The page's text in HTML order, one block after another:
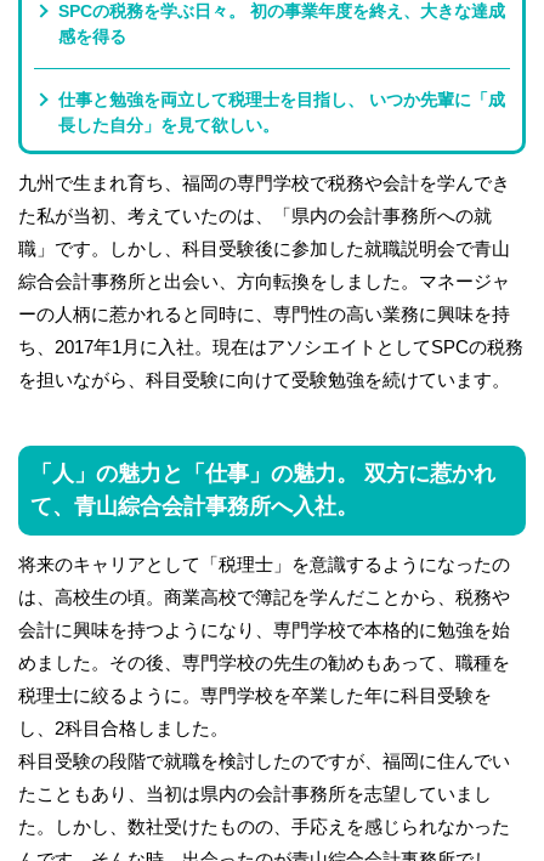
SPCの税務を学ぶ日々。 初の事業年度を終え、大きな達成
感を得る
仕事と勉強を両立して税理士を目指し、 いつか先輩に「成
長した自分」を見て欲しい。
九州で生まれ育ち、福岡の専門学校で税務や会計を学んでき
た私が当初、考えていたのは、「県内の会計事務所への就
職」です。しかし、科目受験後に参加した就職説明会で青山
綜合会計事務所と出会い、方向転換をしました。マネージャ
ーの人柄に惹かれると同時に、専門性の高い業務に興味を持
ち、2017年1月に入社。現在はアソシエイトとしてSPCの税務
を担いながら、科目受験に向けて受験勉強を続けています。
「人」の魅力と「仕事」の魅力。 双方に惹かれ
て、青山綜合会計事務所へ入社。
将来のキャリアとして「税理士」を意識するようになったの
は、高校生の頃。商業高校で簿記を学んだことから、税務や
会計に興味を持つようになり、専門学校で本格的に勉強を始
めました。その後、専門学校の先生の勧めもあって、職種を
税理士に絞るように。専門学校を卒業した年に科目受験を
し、2科目合格しました。
科目受験の段階で就職を検討したのですが、福岡に住んでい
たこともあり、当初は県内の会計事務所を志望していまし
た。しかし、数社受けたものの、手応えを感じられなかった